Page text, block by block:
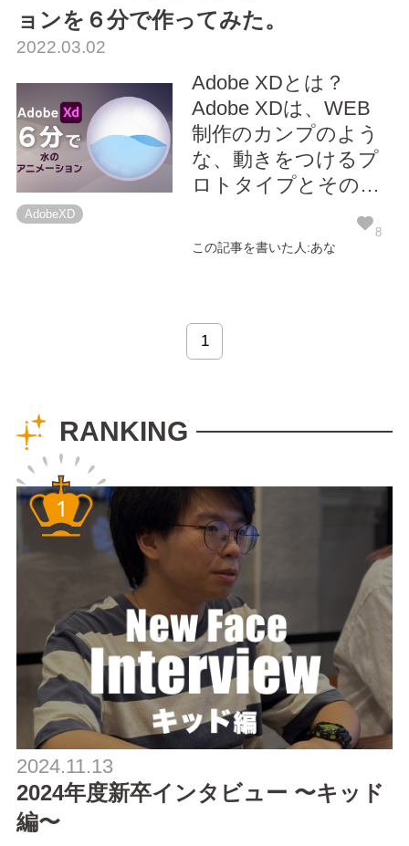
AdobeXD
ョンを６分で作ってみた。
2022.03.02
Adobe XDとは？
Adobe XDは、WEB
制作のカンプのよう
な、動きをつけるプ
ロトタイプとその共
有に特化したAdobe
製のデザイン制作ソ
フトです。 基本的な
ん出てきます。しか
し、まだ比較的新し
この記事を書いた人:あな
8
1
RANKING
2024.11.13
2024年度新卒インタビュー 〜キッド
編〜